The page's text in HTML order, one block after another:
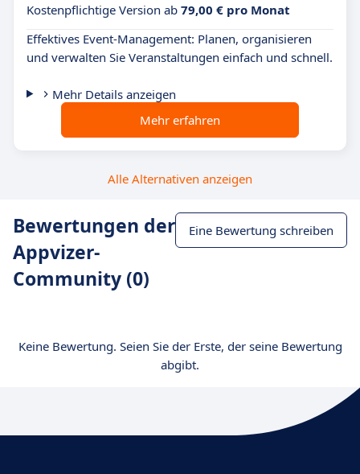
Kostenpflichtige Version ab 79,00 € pro Monat
Effektives Event-Management: Planen, organisieren
und verwalten Sie Veranstaltungen einfach und schnell.
Mehr Details anzeigen
Mehr erfahren
Alle Alternativen anzeigen
Bewertungen der
Appvizer-
Community (0)
Eine Bewertung schreiben
Keine Bewertung. Seien Sie der Erste, der seine Bewertung
abgibt.